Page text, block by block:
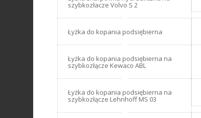
szybkozłacze Volvo S 2
Łyżka do kopania podsiębierna
Łyżka do kopania podsiębierna na
szybkozłącze Kewaco ABL
Łyżka do kopania podsiębierna na
szybkozłącze Lehnhoff MS 03